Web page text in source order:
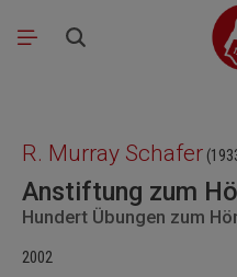
Zum Hauptinhalt springen
R. Murray Schafer
Anstiftung zum
Hundert Übungen zum
2002